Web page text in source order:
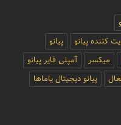
کننده پیانو
پیانو
میکسر
آمپلی فایر پیانو
پیانو دیجیتال یاماها